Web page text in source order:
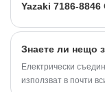
Знаете ли нещо
Електрически
използват в почти